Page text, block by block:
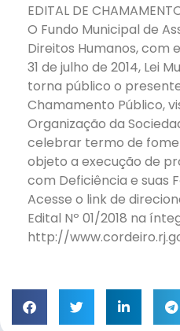
EDITAL DE
O Fundo Municipal de
Direitos Humanos, com
31 de julho de 2014, Lei
torna público o
Chamamento Público,
Organização da
celebrar termo de
objeto a execução de
com Deficiência e suas
Acesse o link de
Edital Nº 01/2018 na
http://